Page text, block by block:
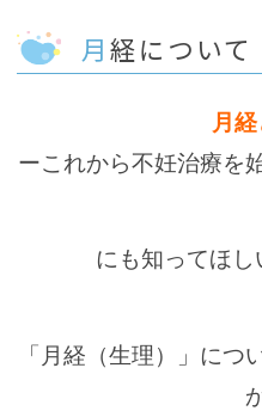
月経について
月
ーこれから不妊治療を
にも知ってほし
「月経（生理）」につ